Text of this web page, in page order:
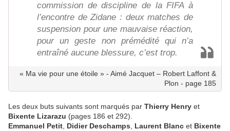
commission de discipline de la FIFA à
l’encontre de Zidane : deux matches de
suspension pour une mauvaise réaction,
pour un geste non prémédité qui n’a
entraîné aucune blessure, c’est trop.
« Ma vie pour une étoile » - Aimé Jacquet – Robert Laffont &
Plon - page 185
Les deux buts suivants sont marqués par Thierry Henry et
Bixente Lizarazu (pages 186 et 292).
Emmanuel Petit Didier Deschamps Laurent Blanc et Bixente